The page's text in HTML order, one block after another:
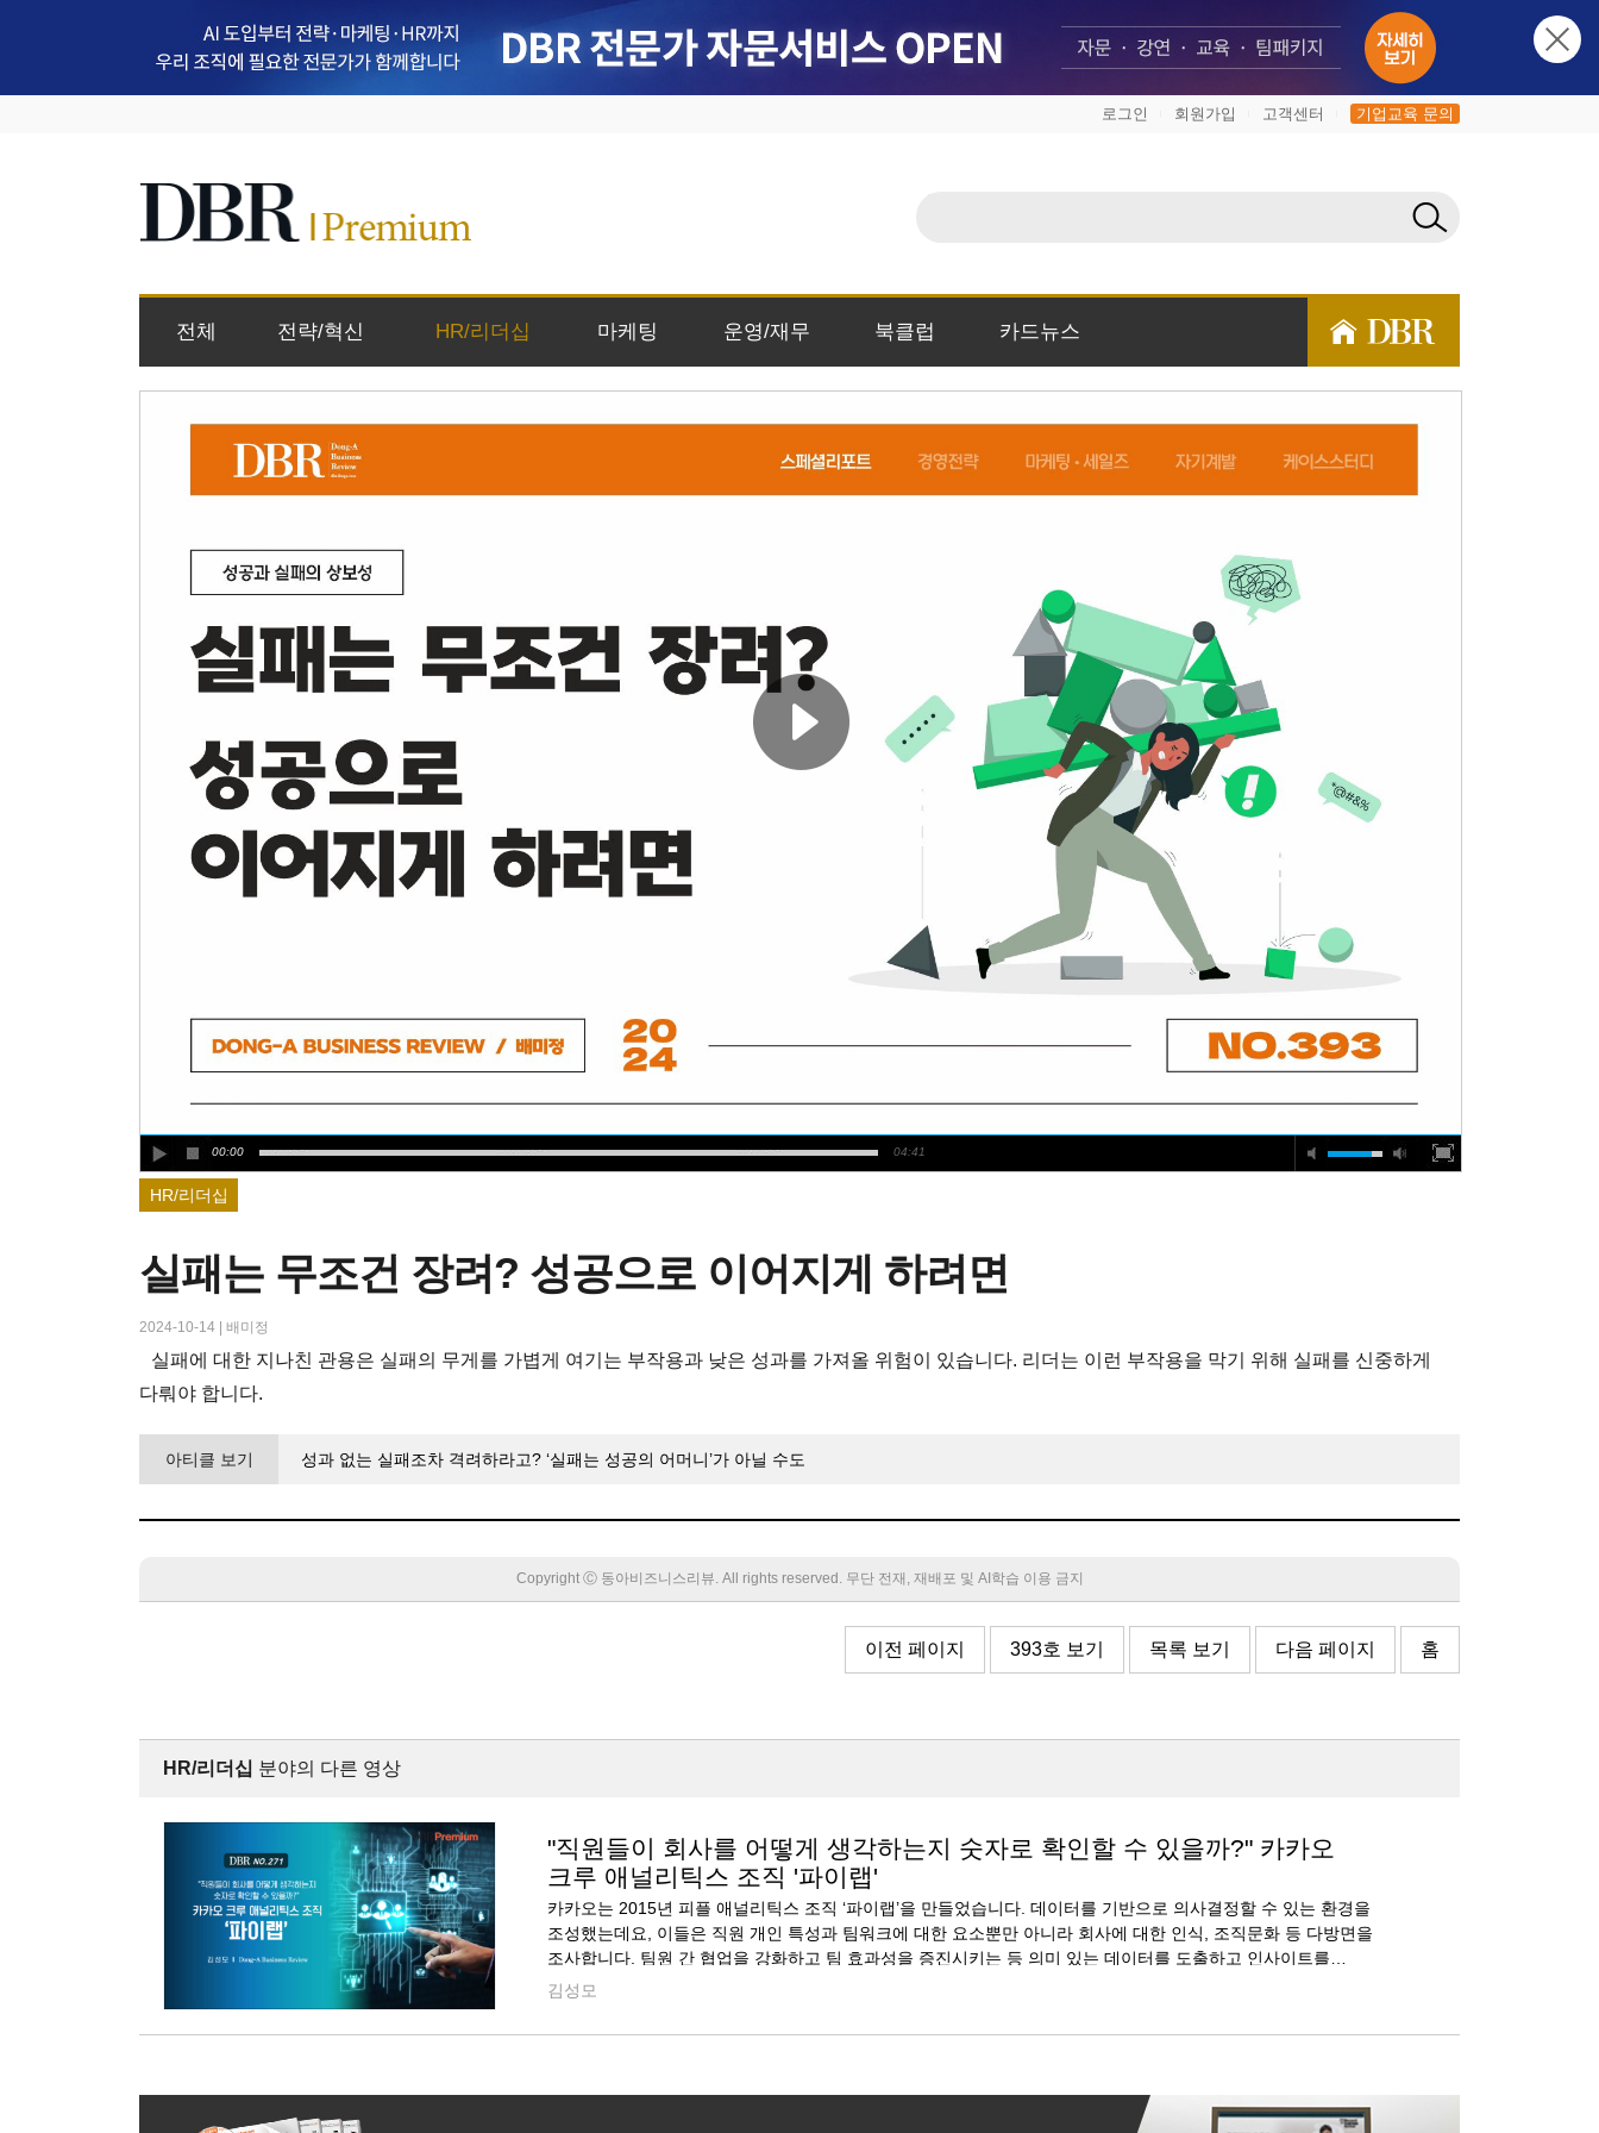
로그인 회원가입 고객센터 기업교육 문의
전체 전략/혁신 HR/리더십 마케팅 운영/재무 북클럽 카드뉴스
00:00 04:41
HR/리더십
실패는 무조건 장려? 성공으로 이어지게 하려면
2024-10-14 | 배미정
실패에 대한 지나친 관용은 실패의 무게를 가볍게 여기는 부작용과 낮은 성과를 가져올 위험이 있습니다. 리더는 이런 부작용을 막기 위해 실패를 신중하게
다뤄야 합니다.
아티클 보기 성과 없는 실패조차 격려하라고? ‘실패는 성공의 어머니’가 아닐 수도
Copyright Ⓒ 동아비즈니스리뷰. All rights reserved. 무단 전재, 재배포 및 AI학습 이용 금지
이전 페이지 393호 보기 목록 보기 다음 페이지 홈
HR/리더십 분야의 다른 영상
"직원들이 회사를 어떻게 생각하는지 숫자로 확인할 수 있을까?" 카카오
크루 애널리틱스 조직 '파이랩'
카카오는 2015년 피플 애널리틱스 조직 ‘파이랩’을 만들었습니다. 데이터를 기반으로 의사결정할 수 있는 환경을
조성했는데요, 이들은 직원 개인 특성과 팀워크에 대한 요소뿐만 아니라 회사에 대한 인식, 조직문화 등 다방면을
조사합니다. 팀원 간 협업을 강화하고 팀 효과성을 증진시키는 등 의미 있는 데이터를 도출하고 인사이트를
공유하..
김성모